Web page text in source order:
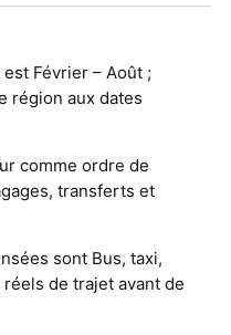
Février – Août ;
région aux dates
comme ordre de
transferts et
sont Bus, taxi,
de trajet avant de